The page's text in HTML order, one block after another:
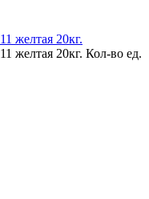
желтая 20кг.
желтая 20кг. Кол-во ед.